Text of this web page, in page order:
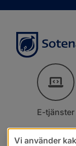
E-tjänster
Vi använder